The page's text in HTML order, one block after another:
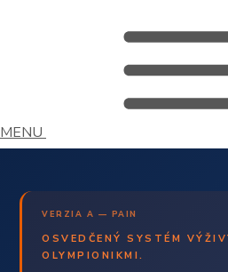
MENU
VERZIA A — PAIN
OSVEDČENÝ SYSTÉM
OLYMPIONIKMI.